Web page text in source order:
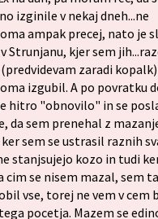
izginile v nekaj dneh...ne
ampak precej, nato je
Strunjanu, kjer sem
zaradi
izgubil. A po povratku
hitro "obnovilo" in se
da sem prenehal z
sem se ustrasil raznih
stanjsujejo kozo in tudi
cim se nisem mazal, sem
vse, torej ne vem v cem
pocetja. Mazem se